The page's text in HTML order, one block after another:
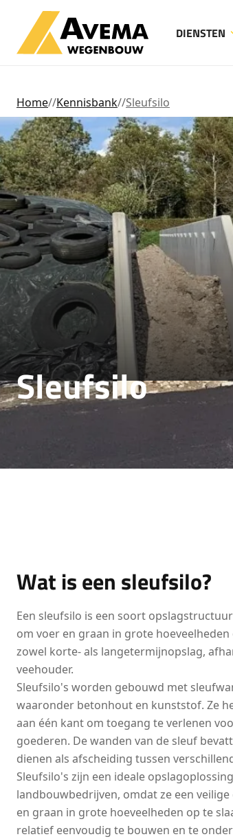
DIENSTEN
Home//Kennisbank//Sleufsilo
Sleufsilo
Wat is een sleufsilo?
Een sleufsilo is een soort
om voer en graan in grote
zowel korte- als langetermijnopslag,
veehouder.
Sleufsilo's worden gebouwd met
waaronder betonhout en kunststof. Ze
aan één kant om toegang te verlenen
goederen. De wanden van de sleuf
dienen als afscheiding tussen
Sleufsilo's zijn een ideale
landbouwbedrijven, omdat ze een
en graan in grote hoeveelheden op te
relatief eenvoudig te bouwen en te